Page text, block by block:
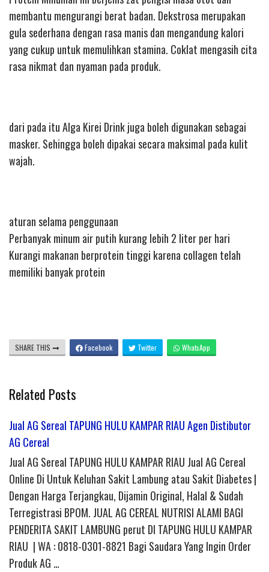
membantu mengurangi berat badan. Dekstrosa merupakan
gula sederhana dengan rasa manis dan mengandung kalori
yang cukup untuk memulihkan stamina. Coklat mengasih cita
rasa nikmat dan nyaman pada produk.
dari pada itu Alga Kirei Drink juga boleh digunakan sebagai
masker. Sehingga boleh dipakai secara maksimal pada kulit
wajah.
aturan selama penggunaan
Perbanyak minum air putih kurang lebih 2 liter per hari
Kurangi makanan berprotein tinggi karena collagen telah
memiliki banyak protein
SHARE THIS Facebook Twitter WhatsApp
Related Posts
Jual AG Sereal TAPUNG HULU KAMPAR RIAU Agen Distibutor
AG Cereal
Jual AG Sereal TAPUNG HULU KAMPAR RIAU Jual AG Cereal
Online Di Untuk Keluhan Sakit Lambung atau Sakit Diabetes |
Dengan Harga Terjangkau, Dijamin Original, Halal & Sudah
Terregistrasi BPOM. JUAL AG CEREAL NUTRISI ALAMI BAGI
PENDERITA SAKIT LAMBUNG perut DI TAPUNG HULU KAMPAR
RIAU | WA : 0818-0301-8821 Bagi Saudara Yang Ingin Order
Produk AG …